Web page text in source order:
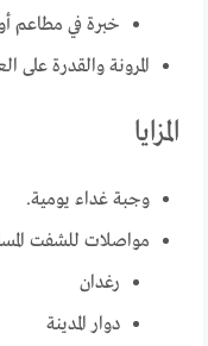
خبرة في مطاعم
المرونة والقدرة على
المزايا
وجبة غداء يومية.
مواصلات للشفت
رغدان
دوار المدينة